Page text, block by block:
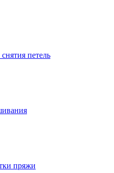
петель
пряжи